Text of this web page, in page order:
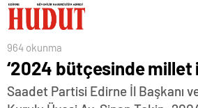
964 okunma
‘2024 bütçesinde millet
Saadet Partisi Edirne İl Başkanı